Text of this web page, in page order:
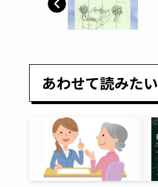
あわせて読みたい